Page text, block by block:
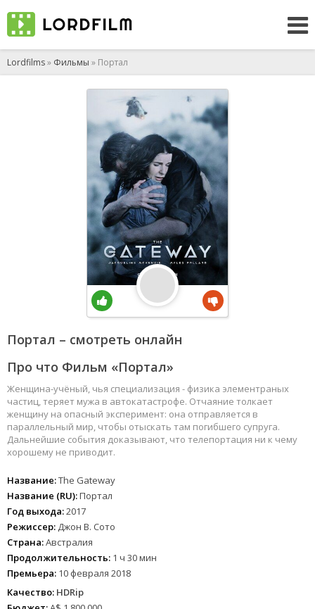
Lordfilms» Фильмы » Портал
Портал – смотреть онлайн
Про что Фильм «Портал»
Женщина-учёный, чья специализация - физика элементраных
частиц, теряет мужа в автокатастрофе. Отчаяние толкает
женщину на опасный эксперимент: она отправляется в
параллельный мир, чтобы отыскать там погибшего супруга.
Дальнейшие события доказывают, что телепортация ни к чему
хорошему не приводит.
Название:The Gateway
Название (RU):Портал
Год выхода:2017
Режиссер: Джон В. Сото
Страна:Австралия
Продолжительность: 1 ч 30 мин
Премьера: 10 февраля 2018
Качество: HDRip